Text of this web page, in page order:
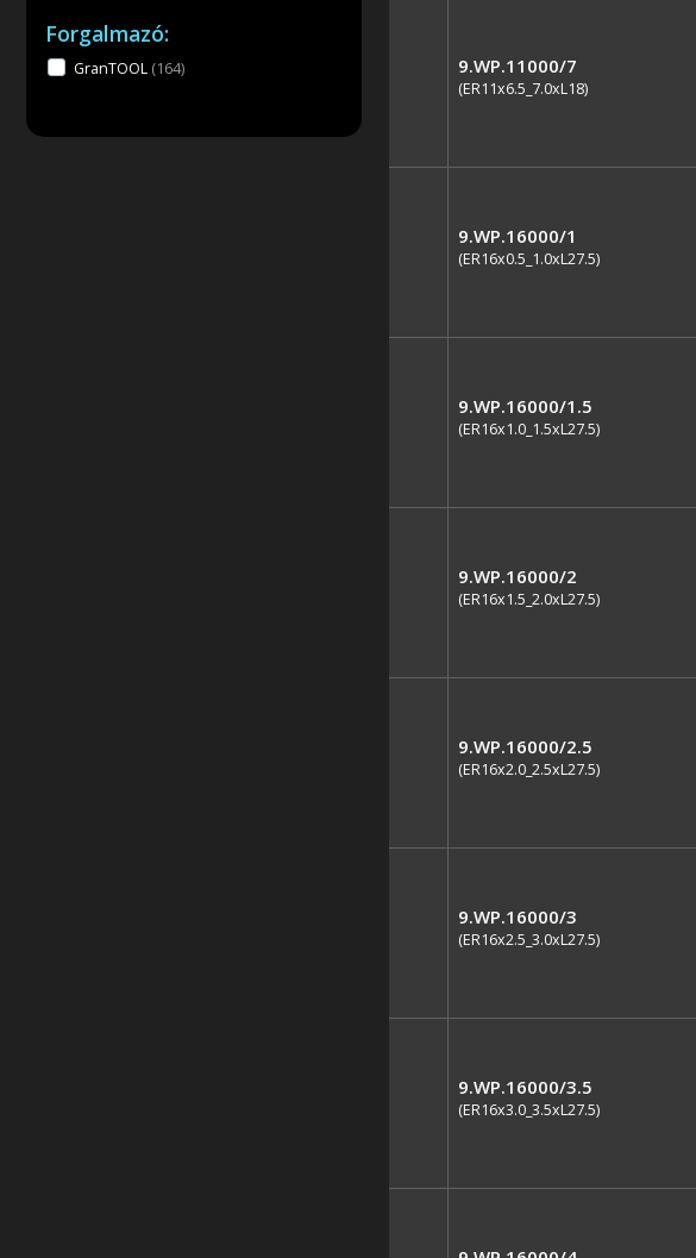
Forgalmazó:
GranTOOL (164) 9.WP.11000/7
(ER11x6.5_7.0xL18)
9.WP.16000/1
(ER16x0.5_1.0xL27.5)
9.WP.16000/1.5
(ER16x1.0_1.5xL27.5)
9.WP.16000/2
(ER16x1.5_2.0xL27.5)
9.WP.16000/2.5
(ER16x2.0_2.5xL27.5)
9.WP.16000/3
(ER16x2.5_3.0xL27.5)
9.WP.16000/3.5
(ER16x3.0_3.5xL27.5)